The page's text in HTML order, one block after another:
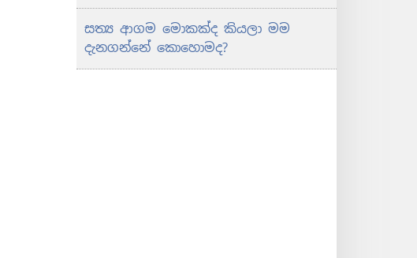
සත්‍ය ආගම මොකක්ද කියලා මම
දැනගන්නේ කොහොමද?